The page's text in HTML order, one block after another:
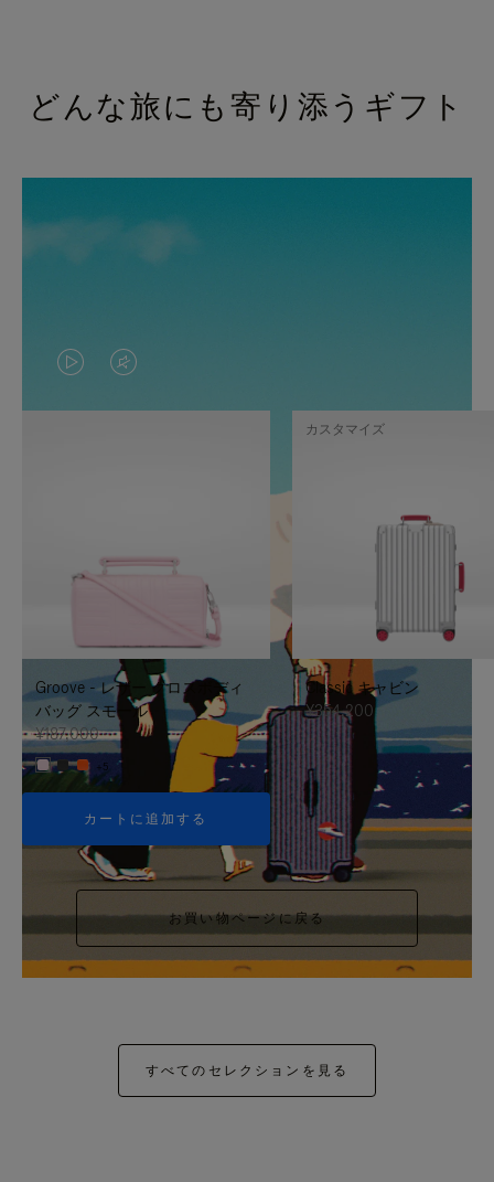
どんな旅にも寄り添うギフト
VIDEO
IS
TO
IT
VIDEO
IS
UNMUTE
IT
Groove - レザー クロスボディ
バッグ スモール
¥187,000
+5
カートに追加する
Classic キャビン
¥354,200
カスタマイズ
お買い物ページに戻る
すべてのセレクションを見る